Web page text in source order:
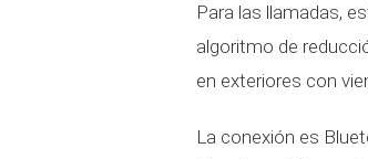
Para las llamadas,
algoritmo de
en exteriores con
La conexión es